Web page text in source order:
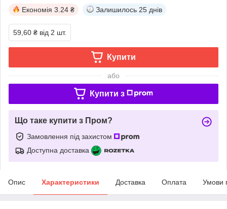
Економія 3.24 ₴ Залишилось 25 днів
59,60 ₴ від 2 шт.
Купити
або
Купити з
Що таке купити з Пром?
Замовлення під захистом
Доступна доставка
Опис Характеристики Доставка Оплата Умови